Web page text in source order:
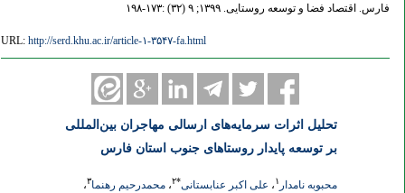
فارس. اقتصاد فضا و توسعه روستایی. ۱۳۹۹; ۹ (۳۲) :۱۷۳-۱۹۸
URL:http://serd.khu.ac.ir/article-۱-۳۵۴۷-fa.html
تحلیل اثرات سرمایه‌های ارسالی مهاجران بین‌المللی
بر توسعه پایدار روستاهای جنوب استان فارس
محبوبه نامدار ۱، علی اکبر عنابستانی ،محمدرحیم رهنما ،